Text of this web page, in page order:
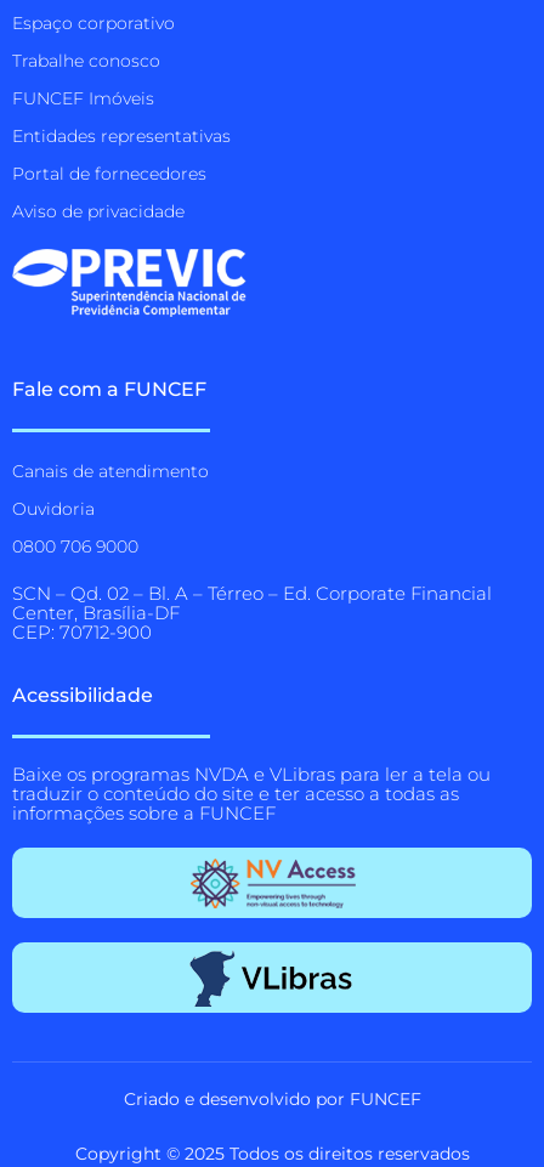
Espaço corporativo
Trabalhe conosco
FUNCEF Imóveis
Entidades representativas
Portal de fornecedores
Aviso de privacidade
Fale com a FUNCEF
Canais de atendimento
Ouvidoria
0800 706 9000
SCN – Qd. 02 – Bl. A – Térreo – Ed. Corporate Financial
Center, Brasília-DF
CEP: 70712-900
Acessibilidade
Baixe os programas NVDA e VLibras para ler a tela ou
traduzir o conteúdo do site e ter acesso a todas as
informações sobre a FUNCEF
Criado e desenvolvido por FUNCEF
Copyright © 2025 Todos os direitos reservados